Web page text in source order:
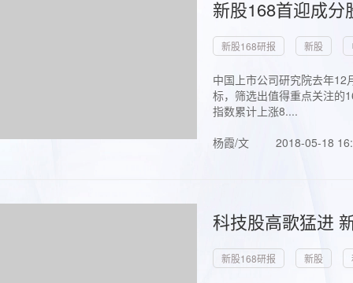
新股168首迎成
新股168研报 新股
中国上市公司研究院去年
标，筛选出值得重点关注的
指数累计上涨8....
杨霞/文
2018-05-18
科技股高歌猛进
新股168研报 新股